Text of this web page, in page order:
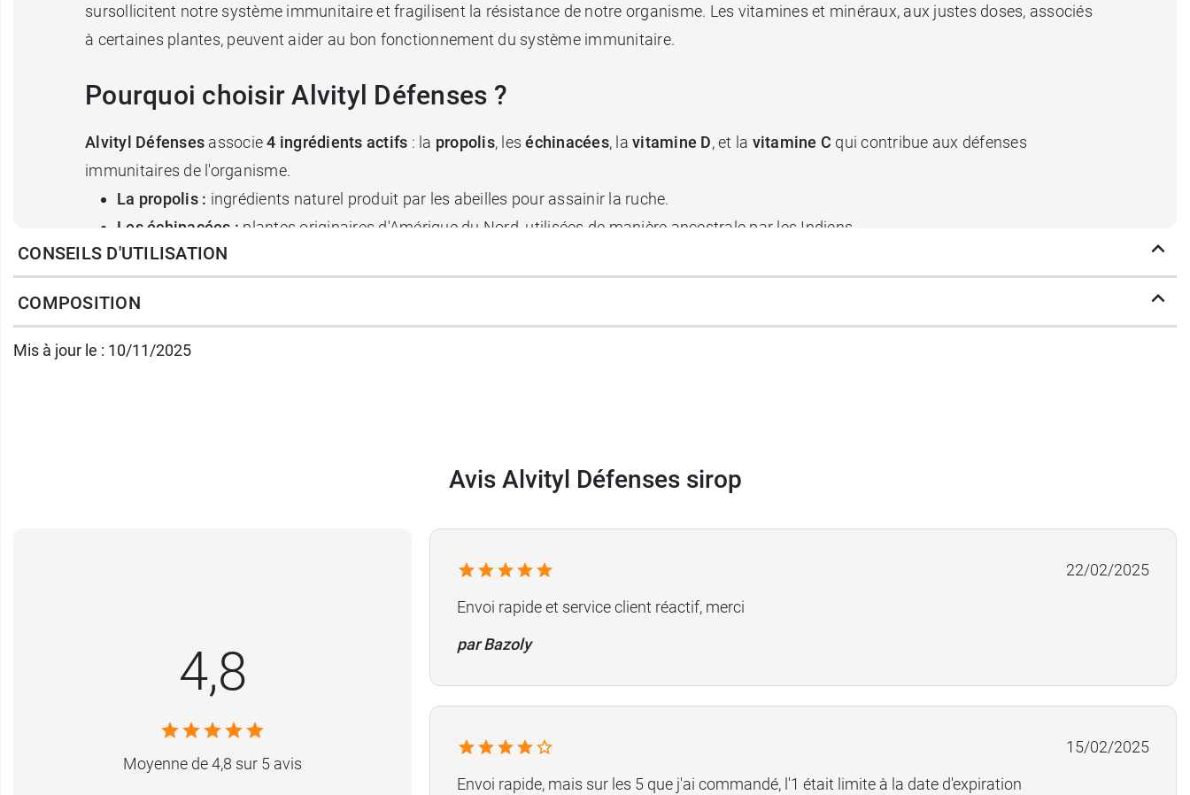
sursollicitent notre système immunitaire et fragilisent la résistance de notre organisme. Les vitamines et minéraux, aux justes doses, associés
à certaines plantes, peuvent aider au bon fonctionnement du système immunitaire.
Pourquoi choisir Alvityl Défenses ?
Alvityl Défenses associe4 ingrédients actifs : la propolis, leséchinacées, la vitamine D, et la vitamine C qui contribue aux défenses
immunitaires de l'organisme.
La propolis : ingrédients naturel produit par les abeilles pour assainir la ruche.
Les échinacées : plantes originaires d'Amérique du Nord, utilisées de manière ancestrale par les Indiens.
La vitamine Dcontribue au fonctionnement normal du système immunitaire des enfants, adolescents et adultes.
La vitamine C :vitamine contenue principalement dans les fruits et les légumes et nécessaire aux défenses de l'organisme.
Sa nouvelle formule a un
enfants, mais aussi pour les adultes ayant des difficultés de déglutition.
21304 Chenôve Cedex
CONSEILS D'UTILISATION
COMPOSITION
Mis à jour le : 10/11/2025
Avis Alvityl Défenses sirop
4,8
Moyenne de 4,8 sur 5 avis
22/02/2025
Envoi rapide et service client réactif, merci
par Bazoly
15/02/2025
Envoi rapide, mais sur les 5 que j'ai commandé, l'1 était limite à la date d'expiration